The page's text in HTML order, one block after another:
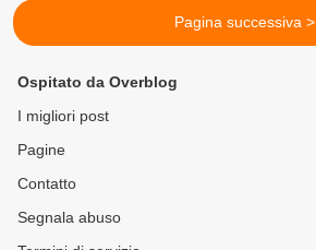
Pagina successiva >
Ospitato da Overblog
I migliori post
Pagine
Contatto
Segnala abuso